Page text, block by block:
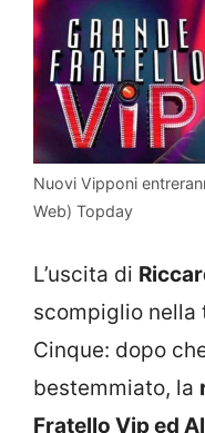
Nuovi Vipponi
Web) Topday
L’uscita di
scompiglio nella
Cinque: dopo
bestemmiato, la
Fratello Vip ed